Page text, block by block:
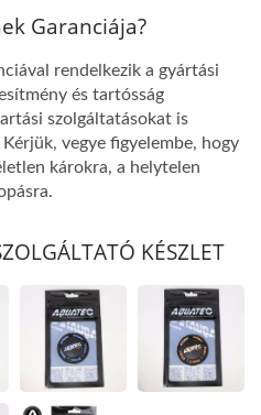
Garanciája?
rendelkezik a gyártási
és tartósság
szolgáltatásokat is
vegye figyelembe, hogy
károkra, a helytelen
KÉSZLET